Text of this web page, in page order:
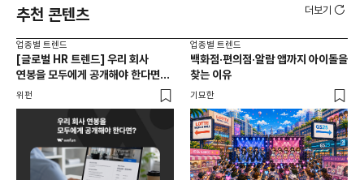
추천 콘텐츠 더보기
업종별 트렌드
[글로벌 HR 트렌드] 우리 회사
연봉을 모두에게 공개해야 한다면? |
급여 투명성 법, 해외 사례, 연봉
위펀
업종별 트렌드
백화점·편의점·알람 앱까지 아이돌을
찾는 이유
기묘한